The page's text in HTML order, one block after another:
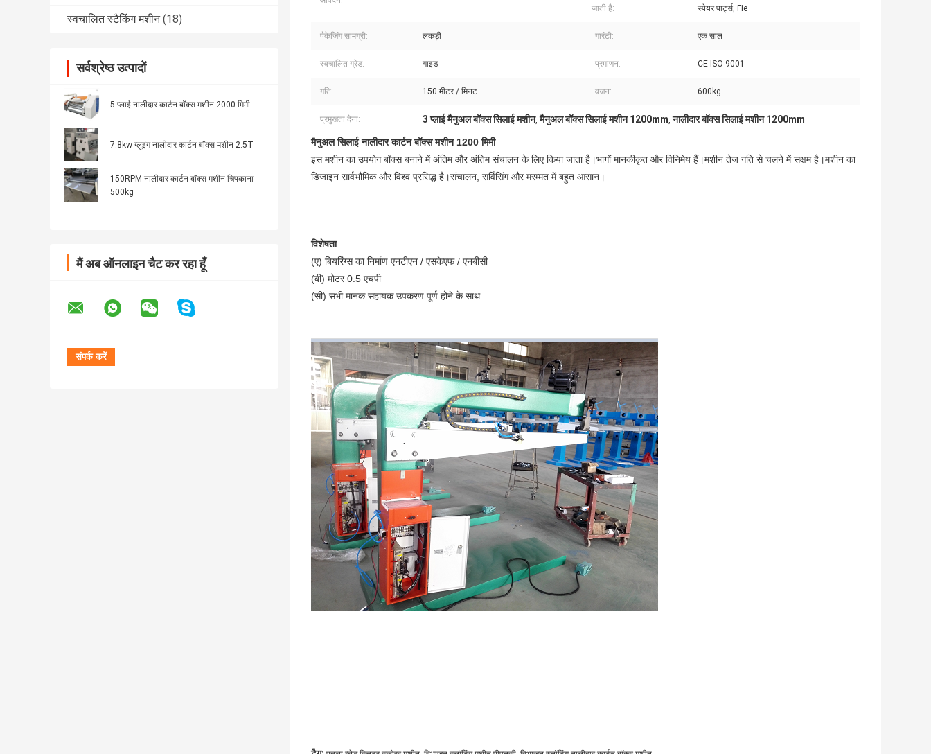
स्वचालित स्टैकिंग मशीन (18)
सर्वश्रेष्ठ उत्पादों
5 प्लाई नालीदार कार्टन बॉक्स मशीन 2000 मिमी
7.8kw ग्लूइंग नालीदार कार्टन बॉक्स मशीन 2.5T
150RPM नालीदार कार्टन बॉक्स मशीन चिपकाना
500kg
मैं अब ऑनलाइन चैट कर रहा हूँ
जाती है:
स्पेयर पार्ट्स, Fie
पैकेजिंग सामग्री: लकड़ी गारंटी: एक साल
स्वचालित ग्रेड: गाइड प्रमाणन: CE ISO 9001
गति: 150 मीटर / मिनट वजन: 600kg
प्रमुखता देना: 3 प्लाई मैनुअल बॉक्स सिलाई मशीन,मैनुअल बॉक्स सिलाई मशीन 1200mm,नालीदार बॉक्स सिलाई मशीन 1200mm
मैनुअल सिलाई नालीदार कार्टन बॉक्स मशीन 1200 मिमी
इस मशीन का उपयोग बॉक्स बनाने में अंतिम और अंतिम संचालन के लिए किया जाता है।भागों मानकीकृत और विनिमेय हैं।मशीन तेज गति से चलने में सक्षम है।मशीन का
डिजाइन सार्वभौमिक और विश्व प्रसिद्ध है।संचालन, सर्विसिंग और मरम्मत में बहुत आसान।
विशेषता
(ए) बियरिंग्स का निर्माण एनटीएन / एसकेएफ / एनबीसी
(बी) मोटर 0.5 एचपी
(सी) सभी मानक सहायक उपकरण पूर्ण होने के साथ